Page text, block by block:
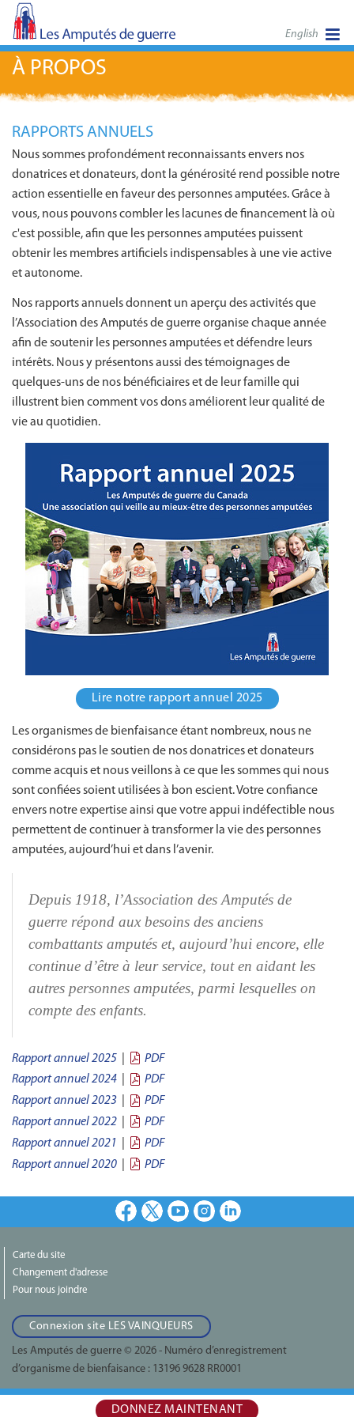
English
À PROPOS
RAPPORTS ANNUELS
Nous sommes profondément reconnaissants envers nos
donatrices et donateurs, dont la générosité rend possible notre
action essentielle en faveur des personnes amputées. Grâce à
vous, nous pouvons combler les lacunes de financement là où
c'est possible, afin que les personnes amputées puissent
obtenir les membres artificiels indispensables à une vie active
et autonome.
Nos rapports annuels donnent un aperçu des activités que
l’Association des Amputés de guerre organise chaque année
afin de soutenir les personnes amputées et défendre leurs
intérêts. Nous y présentons aussi des témoignages de
quelques-uns de nos bénéficiaires et de leur famille qui
illustrent bien comment vos dons améliorent leur qualité de
vie au quotidien.
Lire notre rapport annuel 2025
Les organismes de bienfaisance étant nombreux, nous ne
considérons pas le soutien de nos donatrices et donateurs
comme acquis et nous veillons à ce que les sommes qui nous
sont confiées soient utilisées à bon escient. Votre confiance
envers notre expertise ainsi que votre appui indéfectible nous
permettent de continuer à transformer la vie des personnes
amputées, aujourd’hui et dans l’avenir.
Depuis 1918, l’Association des Amputés de
guerre répond aux besoins des anciens
combattants amputés et, aujourd’hui encore, elle
continue d’être à leur service, tout en aidant les
autres personnes amputées, parmi lesquelles on
compte des enfants.
Rapport annuel 2025
PDF
Rapport annuel 2024
PDF
Rapport annuel 2023
PDF
Rapport annuel 2022
PDF
Rapport annuel 2021
PDF
Rapport annuel 2020
PDF
Facebook
X YoutubeInstagramLinkedIn
Carte du site
Changement d'adresse
Pour nous joindre
Connexion site LES VAINQUEURS
Les Amputés de guerre © 2026 - Numéro d’enregistrement
d’organisme de bienfaisance : 13196 9628 RR0001
DONNEZ MAINTENANT